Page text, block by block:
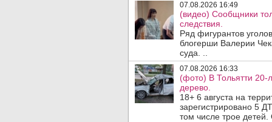
07.08.2026 16:49
(видео) Сообщники
следствия.
Ряд фигурантов
блогерши Валерии
суда. ..
07.08.2026 16:33
(фото) В Тольятти 20-
дерево.
18+ 6 августа на
зарегистрировано 5
том числе трое